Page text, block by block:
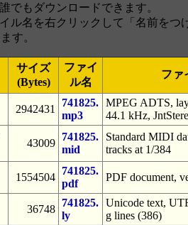
でもダウンロードできます。
ル名を右クリックして「名前をつ
す。
サイズ
(Bytes)
ファイ
ル名
ファ
2942431
741825.
mp3
MPEG ADTS,
44.1 kHz,
43009
741825.
mid
Standard MIDI
tracks at 1/384
1554504
741825.
pdf
PDF document,
36748
741825.
ly
Unicode text,
g lines (386)